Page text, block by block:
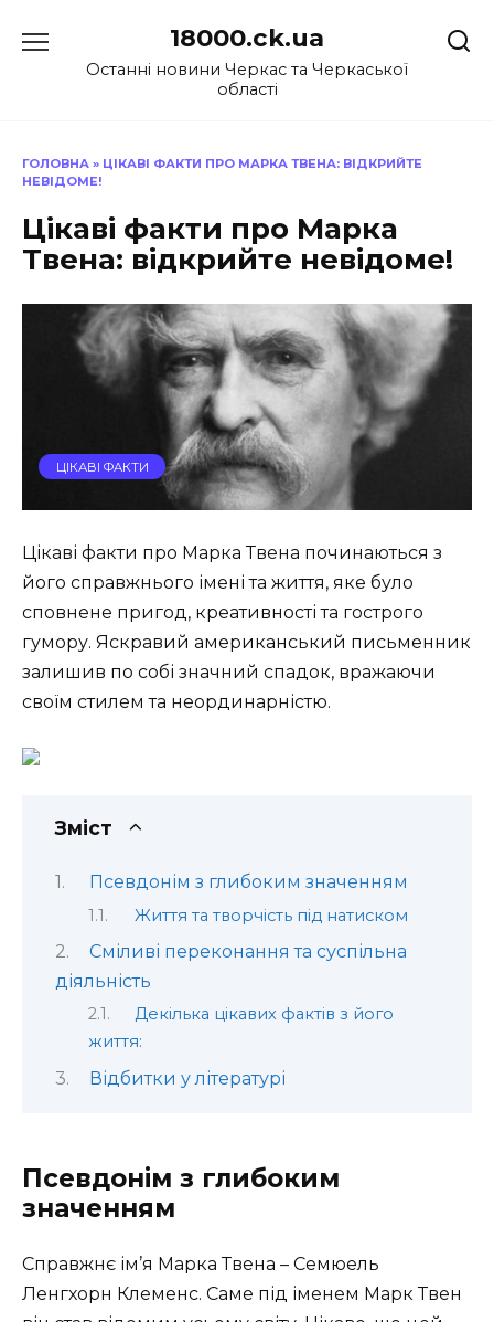
до
18000.ck.ua
Останні новини Черкас та Черкаської
області
ГОЛОВНА » ЦІКАВІ ФАКТИ ПРО МАРКА ТВЕНА: ВІДКРИЙТЕ
НЕВІДОМЕ!
Цікаві факти про Марка
Твена: відкрийте невідоме!
ЦІКАВІ ФАКТИ
Цікаві факти про Марка Твена починаються з
його справжнього імені та життя, яке було
сповнене пригод, креативності та гострого
гумору. Яскравий американський письменник
залишив по собі значний спадок, вражаючи
своїм стилем та неординарністю.
Зміст
Псевдонім з глибоким значенням
Життя та творчість під натиском
Сміливі переконання та суспільна
діяльність
Декілька цікавих фактів з його
життя:
Відбитки у літературі
Псевдонім з глибоким
значенням
Справжнє ім’я Марка Твена – Семюель
Ленгхорн Клеменс. Саме під іменем Марк Твен